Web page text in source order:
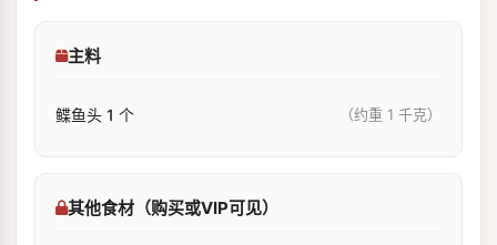
主料
鲽⻥头 1 个 （约重 1 千克）
其他食材（购买或VIP可见）